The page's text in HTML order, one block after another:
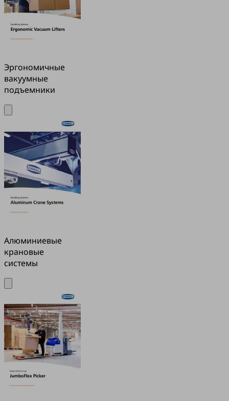
Эргономичные
вакуумные
подъемники
Алюминиевые
крановые
системы